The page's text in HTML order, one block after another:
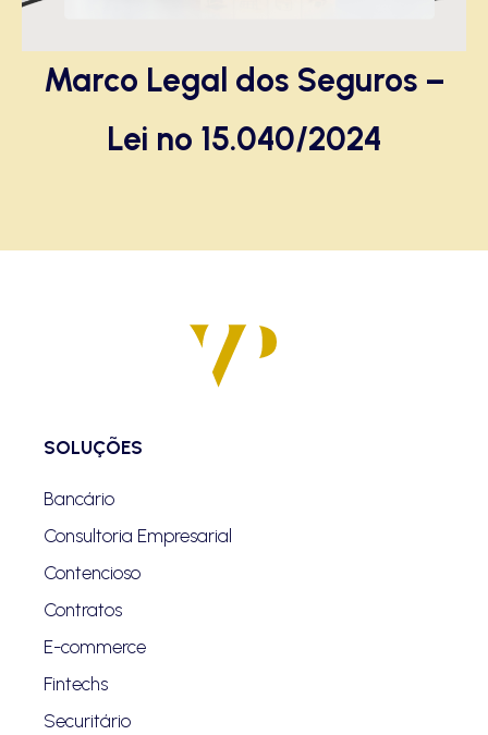
Marco Legal dos Seguros –
Lei nº 15.040/2024
SOLUÇÕES
Bancário
Consultoria Empresarial
Contencioso
Contratos
E-commerce
Fintechs
Securitário